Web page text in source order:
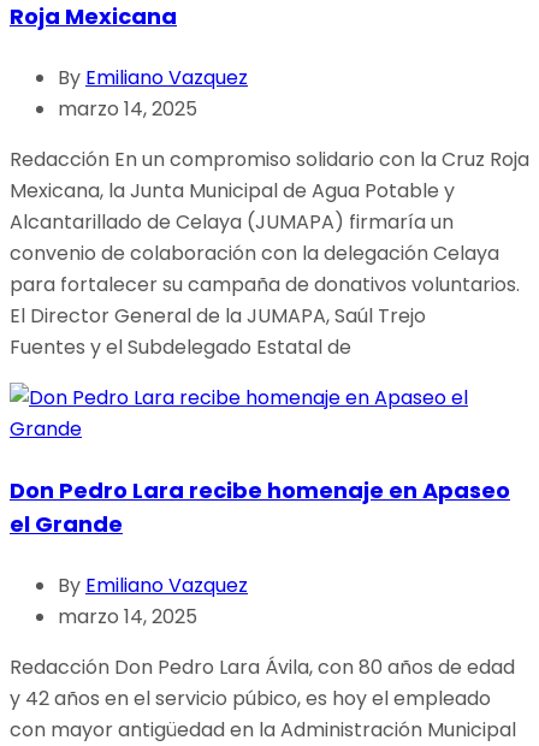
Roja Mexicana
By Emiliano Vazquez
marzo 14, 2025
Redacción En un compromiso solidario con la Cruz Roja
Mexicana, la Junta Municipal de Agua Potable y
Alcantarillado de Celaya (JUMAPA) firmaría un
convenio de colaboración con la delegación Celaya
para fortalecer su campaña de donativos voluntarios.
El Director General de la JUMAPA, Saúl Trejo
Fuentes y el Subdelegado Estatal de
Don Pedro Lara recibe homenaje en Apaseo
el Grande
By Emiliano Vazquez
marzo 14, 2025
Redacción Don Pedro Lara Ávila, con 80 años de edad
y 42 años en el servicio púbico, es hoy el empleado
con mayor antigüedad en la Administración Municipal